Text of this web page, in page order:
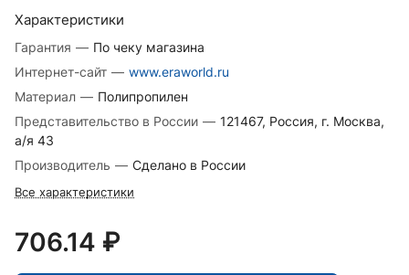
Характеристики
Гарантия — По чеку магазина
Интернет-сайт — www.eraworld.ru
Материал — Полипропилен
Представительство в России — 121467, Россия, г. Москва,
а/я 43
Производитель — Сделано в России
Все характеристики
706.14 ₽